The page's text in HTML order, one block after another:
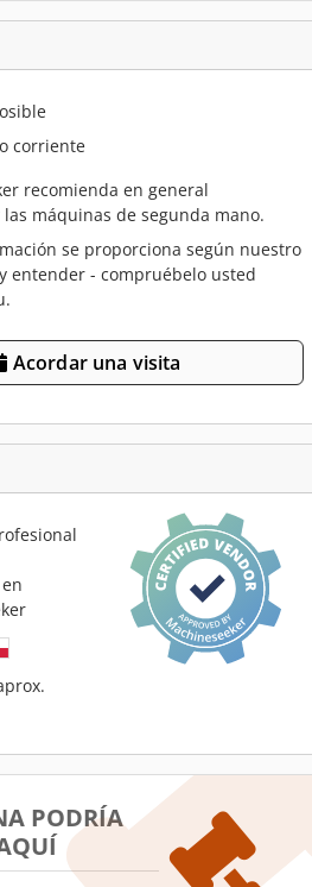
corriente
recomienda en general
máquinas de segunda mano.
se proporciona según nuestro
entender - compruébelo usted
Acordar una visita
PODRÍA